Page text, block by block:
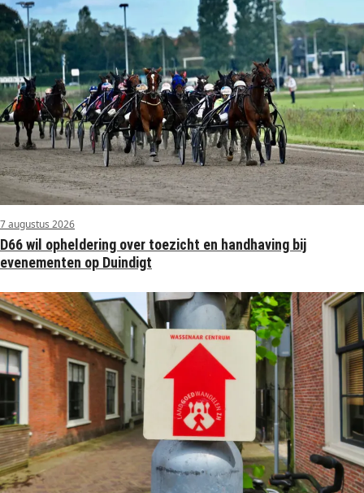
7 augustus 2026
D66 wil opheldering over toezicht en handhaving bij
evenementen op Duindigt